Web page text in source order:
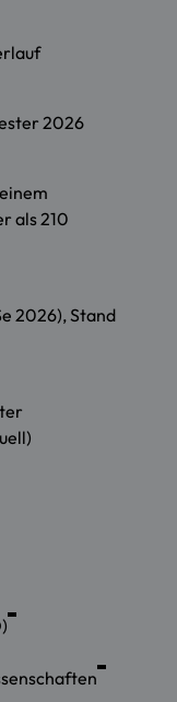
2026
als 210
2026), Stand